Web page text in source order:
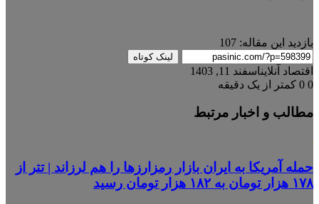
بازدید این مقاله: 107
لینک کوتاه
اقتصاد آنلایناسفند 11, 1403
0
کمتر از یک دقیقه
مطالب و اخبار مرتبط
حمله آمریکا به ایران بازار رمزارزها را هم لرزاند | تتر از
۱۷۸ هزار تومان به ۱۸۲ هزار تومان رسید